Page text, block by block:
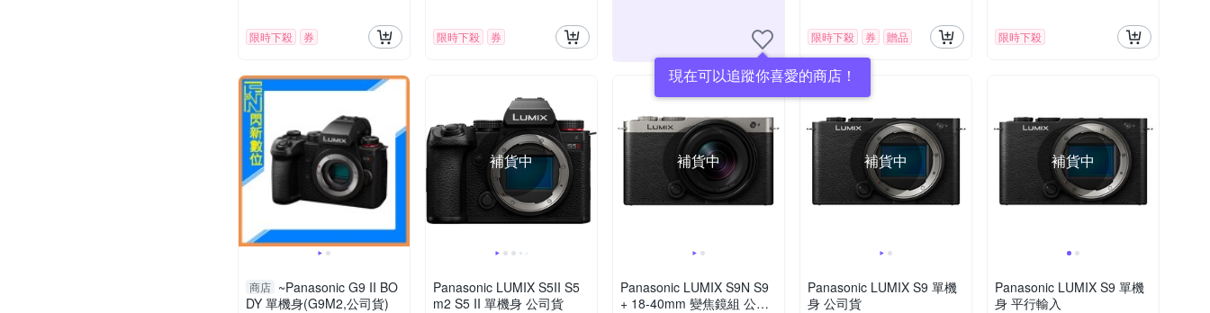
限時下殺 券 限時下殺 券
現在可以追蹤你喜愛的商店！
限時下殺 券 贈品 限時下殺
商店 ~Panasonic G9 II BO
DY 單機身(G9M2,公司貨)
補貨中
Panasonic LUMIX S5II S5
m2 S5 II 單機身 公司貨
補貨中
Panasonic LUMIX S9N S9
+ 18-40mm 變焦鏡組 公司
補貨中
Panasonic LUMIX S9 單機
身 公司貨
補貨中
Panasonic LUMIX S9 單機
身 平行輸入